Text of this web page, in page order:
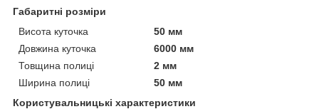
Габаритні розміри
Висота куточка
50 мм
Довжина куточка
6000 мм
Товщина полиці
2 мм
Ширина полиці
50 мм
Користувальницькі характеристики